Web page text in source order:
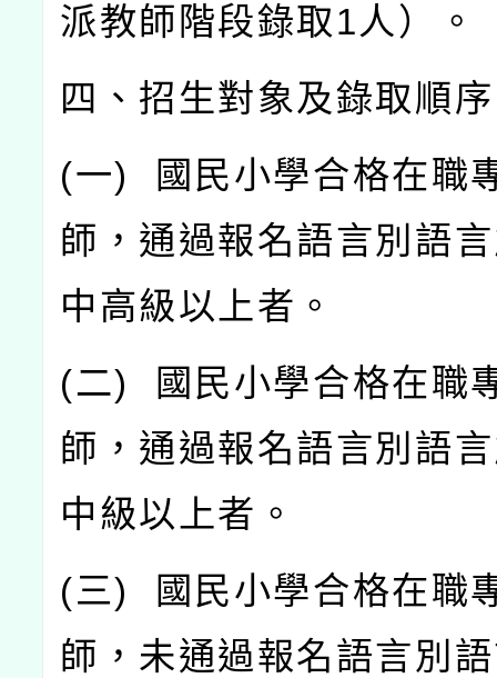
派教師階段錄取1人）。
四、招生對象及錄取順
(一)
國民小學合格在職
師，通過報名語言別語
中高級以上者。
(二)
國民小學合格在職
師，通過報名語言別語
中級以上者。
(三)
國民小學合格在職
師，未通過報名語言別